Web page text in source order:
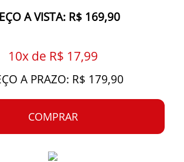
A VISTA: R$ 169,90
10x de R$ 17,99
A PRAZO: R$ 179,90
COMPRAR